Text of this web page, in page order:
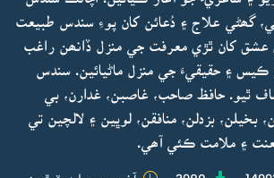
گھڻي علاج ۽ دُعائن کان پوءِ سندس طبيعت
عشق کان ٿڙي معرفت جي منزل ڏانھن راغب
ڪيس ۽ حقيقيءَ جي منزل ماڻيائين. سندس
ٿيو. حافظ صاحب، غاصبن، غدارن، بي
بخيلن، بزدلن، منافقن، لوڀين ۽ لالچين تي
۽ ملامت ڪئي آھي.
3980 آخري ڀيرو اپڊيٽ ٿيو: